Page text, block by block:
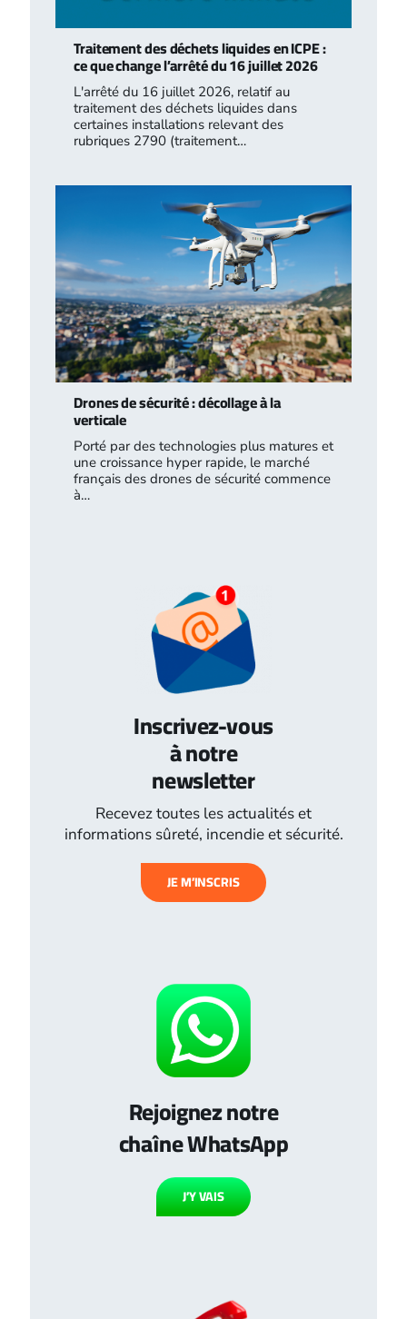
Traitement des déchets liquides en ICPE :
ce que change l’arrêté du 16 juillet 2026
L'arrêté du 16 juillet 2026, relatif au
traitement des déchets liquides dans
certaines installations relevant des
rubriques 2790 (traitement…
Drones de sécurité : décollage à la
verticale
Porté par des technologies plus matures et
une croissance hyper rapide, le marché
français des drones de sécurité commence
à…
Inscrivez-vous
à notre
newsletter
Recevez toutes les actualités et
informations sûreté, incendie et sécurité.
JE M’INSCRIS
Rejoignez notre
chaîne WhatsApp
J’Y VAIS